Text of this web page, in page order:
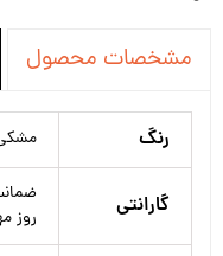
مشخصات محصول
رنگ
گارانتی
روز